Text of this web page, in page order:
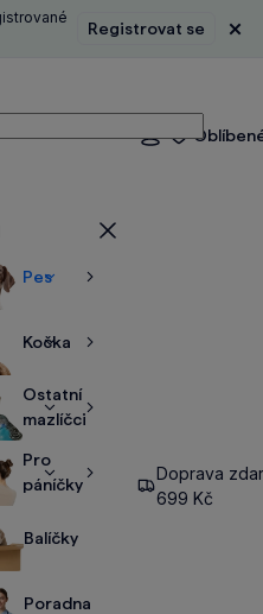
Registrovat se
Přihlášení
PesZobrazitZobrazit
Kočka
ZobrazitZobrazit
Ostatní
mazlíčci
ZobrazitZobrazit
Pro
páníčky
ZobrazitZobrazit
Balíčky
Poradna
Doprava
699 Kč